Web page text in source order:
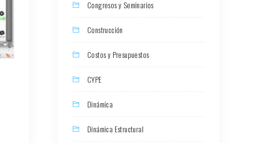
Congresos y Seminarios
Construcción
Costos y Presupuestos
CYPE
Dinámica
Dinámica Estructural